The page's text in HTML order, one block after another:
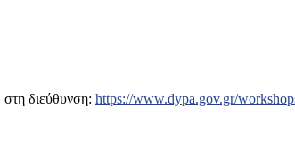
διεύθυνση: https://www.dypa.gov.gr/